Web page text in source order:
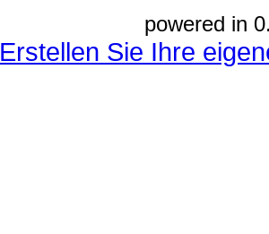
powered in
Erstellen Sie Ihre